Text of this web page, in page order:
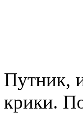
Путник,
крики.